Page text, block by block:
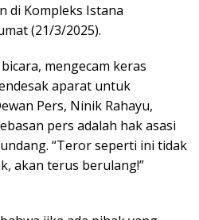
di Kompleks Istana
(21/3/2025).
mengecam keras
aparat untuk
Pers, Ninik Rahayu,
pers adalah hak asasi
“Teror seperti ini tidak
akan terus berulang!”